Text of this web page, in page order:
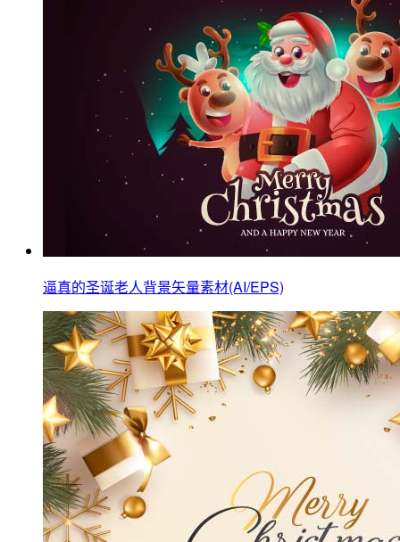
逼真的圣诞老人背景矢量素材(AI/EPS)